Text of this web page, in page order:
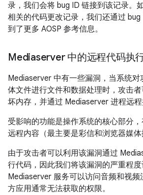
录，我们会将 bug ID 链接到该记录。
相关的代码更改记录，我们还通过
到了更多 AOSP 参考信息。
Mediaserver 中的远程代码执
Mediaserver 中有一些漏洞，当系统
体文件进行文件和数据处理时，攻击
坏内存，并通过 Mediaserver 进程远程
受影响的功能是操作系统的核心部分
远程内容（最主要是彩信和浏览器媒体
由于攻击者可以利用该漏洞通过
行代码，因此我们将该漏洞的严重程度
Mediaserver 服务可以访问音频和视
方应用通常无法获取的权限。